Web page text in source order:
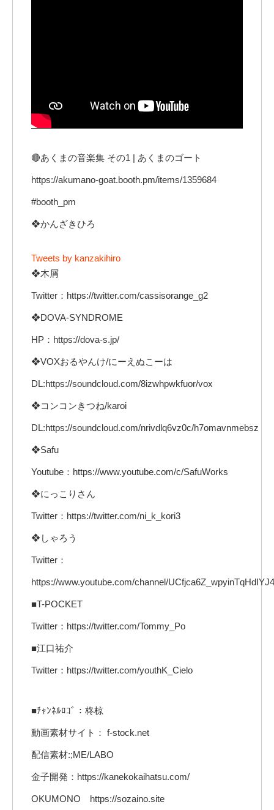
🔴あくまの音楽集 その1 | あくまのゴート
https://akumano-goat.booth.pm/items/1359684
#booth_pm
❖かんざきひろ
Tweets by kanzakihiro
❖木屑
Twitter：https://twitter.com/cassisorange_g2
❖DOVA-SYNDROME
HP：https://dova-s.jp/
❖VOXおるやんけ/にーえぬこーは
DL:https://soundcloud.com/8izwhpwkfuor/vox
❖コンコンきつね/karoi
DL:https://soundcloud.com/nrivdlq6vz0c/h7omavnmebsz
❖Safu
Youtube：https://www.youtube.com/c/SafuWorks
❖にっこりさん
Twitter：https://twitter.com/ni_k_kori3
❖しゃろう
Twitter：
https://www.youtube.com/channel/
■T-POCKET
Twitter：https://twitter.com/Tommy_Po
■江口祐介
Twitter：https://twitter.com/youthK_Cielo
■ﾁｬﾝﾈﾙﾛｺﾞ：柊椋
動画素材サイト： f-stock.net
配信素材:;ME/LABO
金子開発：https://kanekokaihatsu.com/
OKUMONO https://sozaino.site